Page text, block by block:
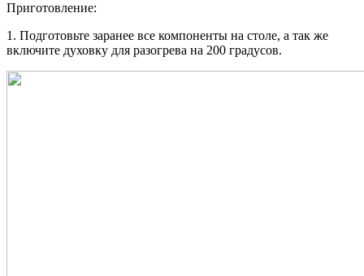
Приготовление:
1. Подготовьте заранее все компоненты на столе, а так же
включите духовку для разогрева на 200 градусов.